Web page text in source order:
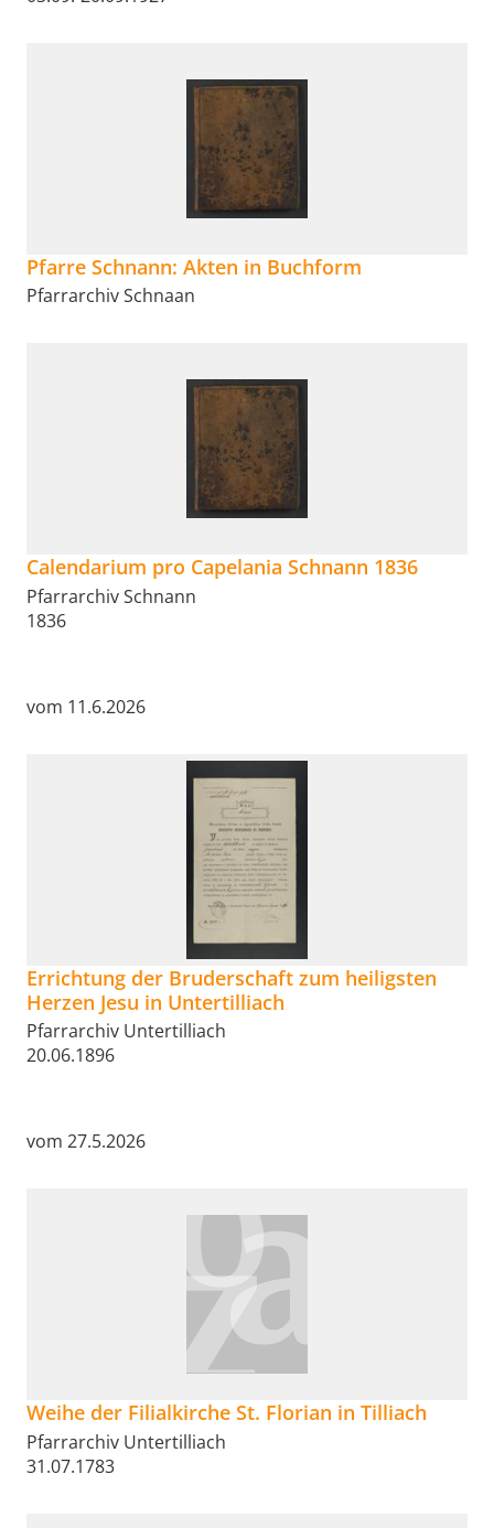
Pfarre Schnann: Akten in Buchform
Pfarrarchiv Schnaan
Calendarium pro Capelania Schnann 1836
Pfarrarchiv Schnann
1836
vom 11.6.2026
Errichtung der Bruderschaft zum heiligsten
Herzen Jesu in Untertilliach
Pfarrarchiv Untertilliach
20.06.1896
vom 27.5.2026
Weihe der Filialkirche St. Florian in Tilliach
Pfarrarchiv Untertilliach
31.07.1783